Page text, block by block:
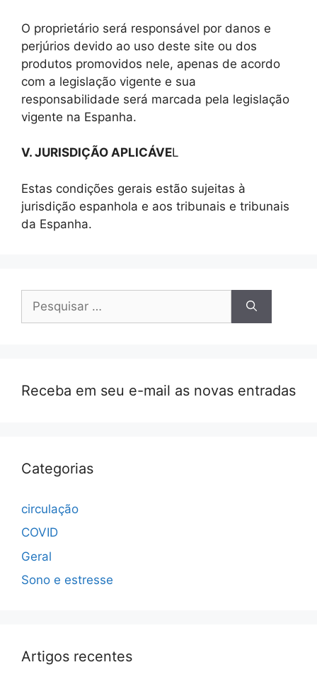
O proprietário será responsável por danos e
perjúrios devido ao uso deste site ou dos
produtos promovidos nele, apenas de acordo
com a legislação vigente e sua
responsabilidade será marcada pela legislação
vigente na Espanha.
V. JURISDIÇÃO APLICÁVEL
Estas condições gerais estão sujeitas à
jurisdição espanhola e aos tribunais e tribunais
da Espanha.
por:
Receba em seu e-mail as novas entradas
Categorias
circulação
COVID
Geral
Sono e estresse
Artigos recentes